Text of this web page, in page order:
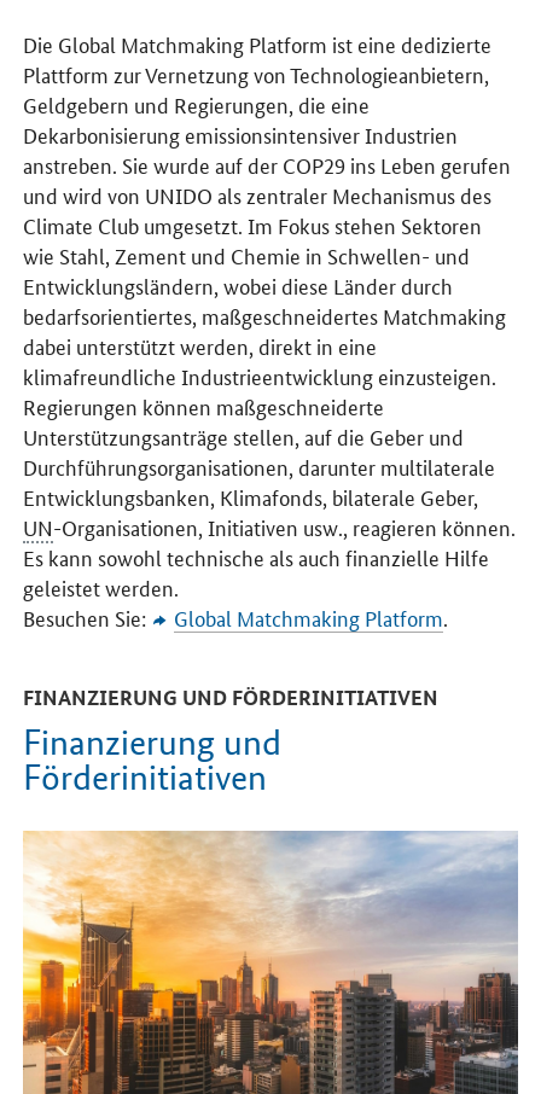
Die Global Matchmaking Platform ist eine dedizierte
Plattform zur Vernetzung von Technologieanbietern,
Geldgebern und Regierungen, die eine
Dekarbonisierung emissionsintensiver Industrien
anstreben. Sie wurde auf der COP29 ins Leben gerufen
und wird von UNIDO als zentraler Mechanismus des
Climate Club umgesetzt. Im Fokus stehen Sektoren
wie Stahl, Zement und Chemie in Schwellen- und
Entwicklungsländern, wobei diese Länder durch
bedarfsorientiertes, maßgeschneidertes Matchmaking
dabei unterstützt werden, direkt in eine
klimafreundliche Industrieentwicklung einzusteigen.
Regierungen können maßgeschneiderte
Unterstützungsanträge stellen, auf die Geber und
Durchführungsorganisationen, darunter multilaterale
Entwicklungsbanken, Klimafonds, bilaterale Geber,
UN-Organisationen, Initiativen usw., reagieren können.
Es kann sowohl technische als auch finanzielle Hilfe
geleistet werden.
Besuchen Sie:
Global Matchmaking Platform
FINANZIERUNG UND FÖRDERINITIATIVEN
Finanzierung und
Förderinitiativen